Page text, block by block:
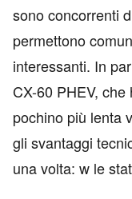
sono concorrenti
permettono
interessanti. In
CX-60 PHEV,
pochino più lenta
gli svantaggi
una volta: w le